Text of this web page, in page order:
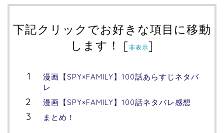
下記クリックでお好きな項目に移動
します！
[非表示]
漫画【SPY×FAMILY】100話あらすじネタバ
レ
漫画【SPY×FAMILY】100話ネタバレ感想
まとめ！